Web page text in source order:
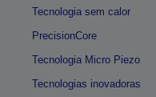
Tecnologia sem calor
PrecisionCore
Tecnologia Micro Piezo
Tecnologias inovadoras